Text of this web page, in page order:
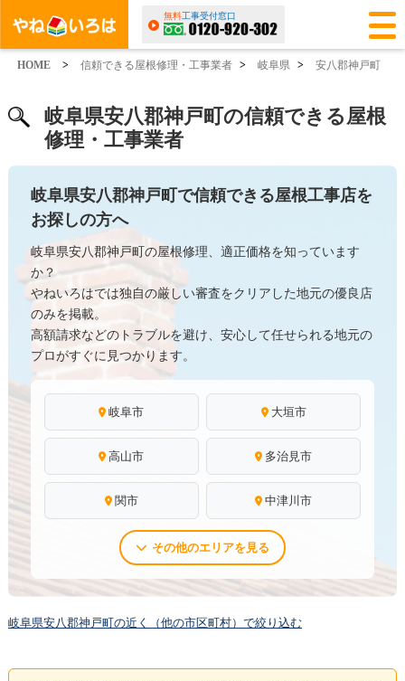
無料工事受付窓口
HOME > 信頼できる屋根修理・工事業者 > 岐阜県 > 安八郡神戸町
岐阜県安八郡神戸町の信頼できる屋根
修理・工事業者
岐阜県安八郡神戸町で信頼できる屋根工事店を
お探しの方へ
岐阜県安八郡神戸町の屋根修理、適正価格を知っています
か？
やねいろはでは独自の厳しい審査をクリアした地元の優良店
のみを掲載。
高額請求などのトラブルを避け、安心して任せられる地元の
プロがすぐに見つかります。
岐阜市 大垣市
高山市 多治見市
関市 中津川市
その他のエリアを見る
岐阜県安八郡神戸町の近く（他の市区町村）で絞り込む